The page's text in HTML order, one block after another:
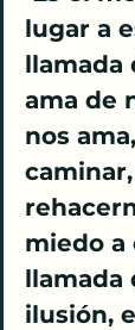
lugar a
llamada
ama de
nos
miedo a
llamada
ilusión,